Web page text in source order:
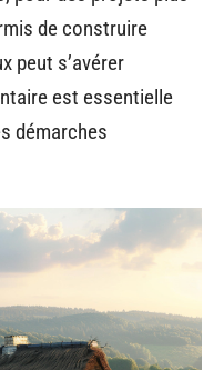
de construire
peut s’avérer
est essentielle
démarches